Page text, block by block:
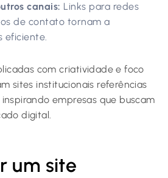
canais: Links para redes
de contato tornam a
eficiente.
com criatividade e foco
sites institucionais referências
empresas que buscam
digital.
um site